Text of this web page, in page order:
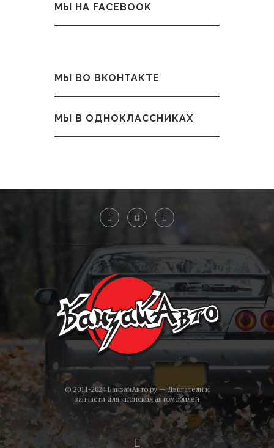
МЫ НА FACEBOOK
МЫ ВО ВКОНТАКТЕ
МЫ В ОДНОКЛАССНИКАХ
© 2011-2024 БанзайАвто.ру — Двигатели и
запчасти для японских автомобилей